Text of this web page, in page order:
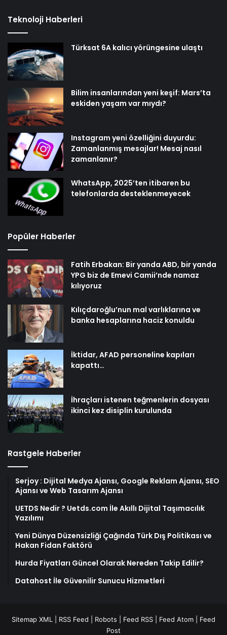
Teknoloji Haberleri
Türksat 6A kalıcı yörüngesine ulaştı
Bilim insanlarından yeni keşif: Mars’ta
eskiden yaşam var mıydı?
Instagram yeni özelliğini duyurdu:
Zamanlanmış mesajlar! Mesaj nasıl
zamanlanır?
WhatsApp, 2025’ten itibaren bu
telefonlarda desteklenmeyecek
Popüler Haberler
Fatih Erbakan: Bir yanda ABD, bir yanda
YPG biz de Emevi Camii’nde namaz
kılıyoruz
Kılıçdaroğlu’nun mal varlıklarına ve
banka hesaplarına haciz konuldu
İktidar, AFAD personeline kapıları
kapattı…
İhraçları istenen teğmenlerin dosyası
ikinci kez disiplin kurulunda
Rastgele Haberler
Serjoy : Dijital Medya Ajansı, Google Reklam Ajansı, SEO
Ajansı ve Web Tasarım Ajansı
UETDS Nedir ? Uetds.com İle Akıllı Dijital Taşımacılık
Yazılımı
Yeni Dünya Düzensizliği Çağında Türk Dış Politikası ve
Hakan Fidan Faktörü
Hurda Fiyatları Güncel Olarak Nereden Takip Edilir?
Datahost İle Güvenilir Sunucu Hizmetleri
Sitemap XML RSS Feed Robots Feed RSS Feed Atom
Feed
Post